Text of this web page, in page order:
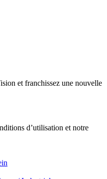
et franchissez une nouvelle
d’utilisation et notre